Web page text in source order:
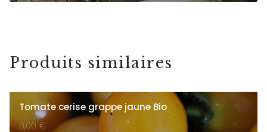
Produits similaires
Tomate cerise grappe jaune Bio
3,00€